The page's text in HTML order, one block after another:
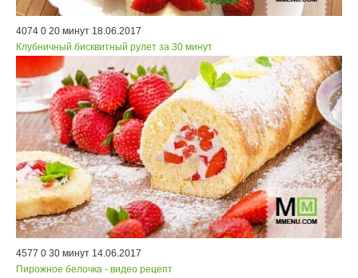
4074 0 20 минут 18.06.2017
Клубничный бисквитный рулет за 30 минут
4577 0 30 минут 14.06.2017
Пирожное белочка - видео рецепт